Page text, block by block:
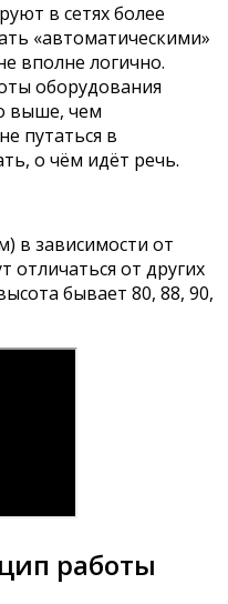
в сетях более
«автоматическими»
вполне логично.
оборудования
выше, чем
путаться в
о чём идёт речь.
в зависимости от
отличаться от других
бывает 80, 88, 90,
работы